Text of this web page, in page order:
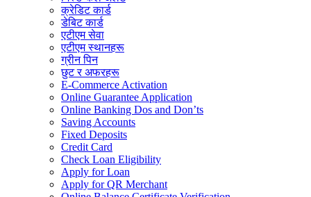
क्रेडिट कार्ड
डेबिट कार्ड
एटीएम सेवा
एटीएम स्थानहरू
ग्रीन पिन
छुट र अफरहरू
E-Commerce Activation
Online Guarantee Application
Online Banking Dos and Don’ts
Saving Accounts
Fixed Deposits
Credit Card
Check Loan Eligibility
Apply for Loan
Apply for QR Merchant